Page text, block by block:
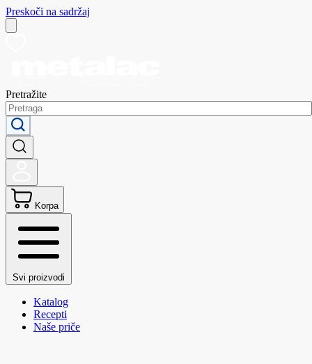
Preskoči na sadržaj
Pretražite
Korpa
Svi proizvodi
Katalog
Recepti
Naše priče